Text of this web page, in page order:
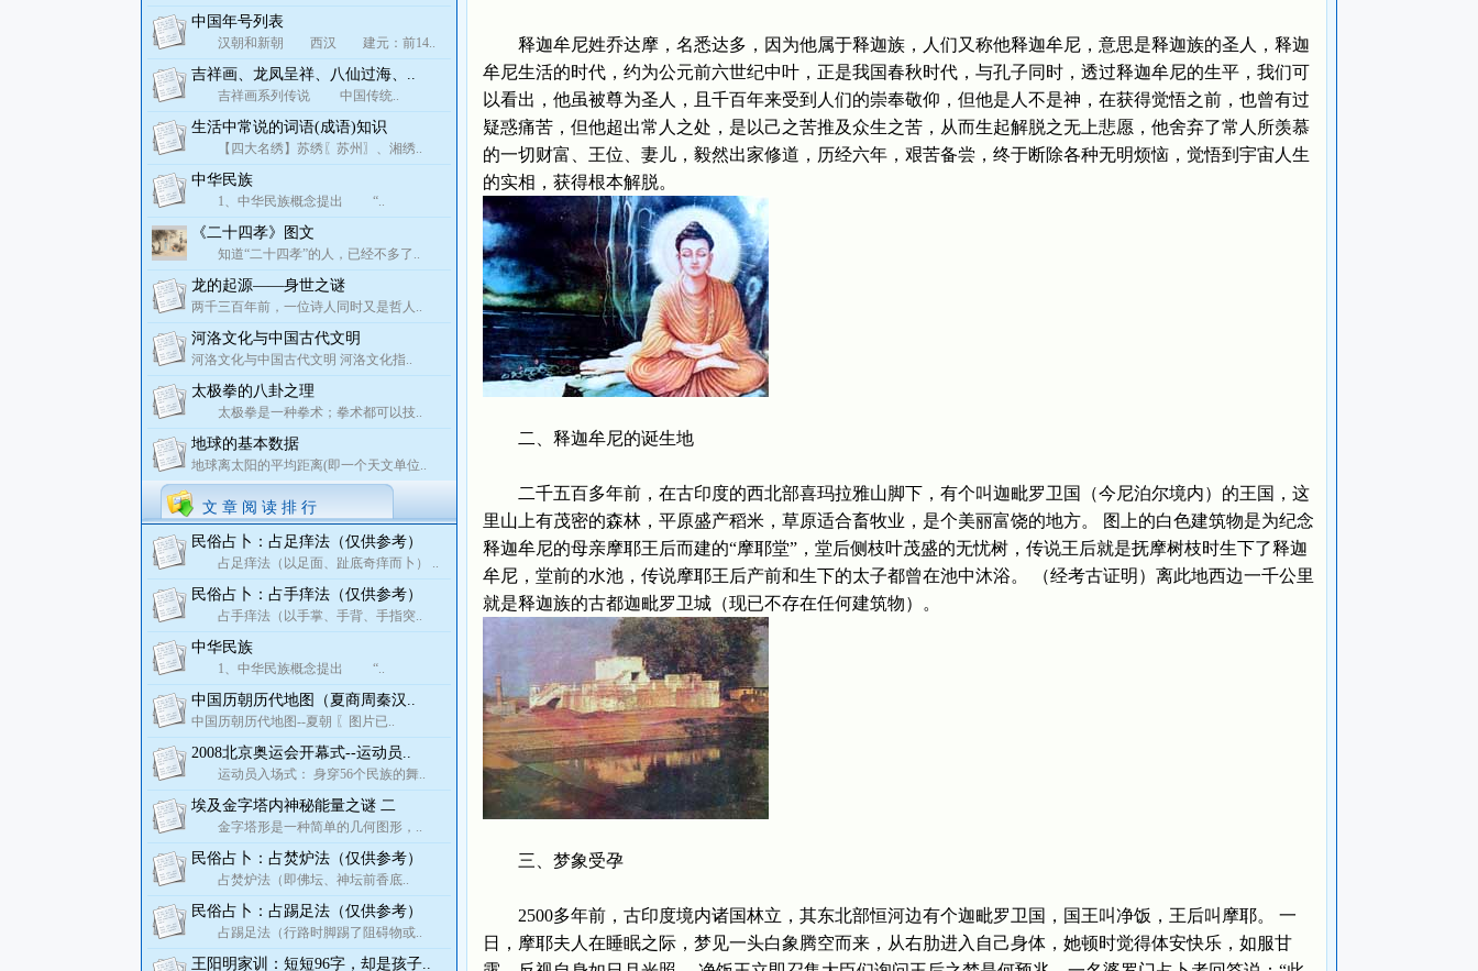
中国年号列表
汉朝和新朝 西汉 建元：前14..
吉祥画、龙凤呈祥、八仙过海、..
吉祥画系列传说 中国传统..
生活中常说的词语(成语)知识
【四大名绣】苏绣〖苏州〗、湘绣..
中华民族
1、中华民族概念提出 “..
《二十四孝》图文
知道“二十四孝”的人，已经不多了..
龙的起源——身世之谜
两千三百年前，一位诗人同时又是哲人..
河洛文化与中国古代文明
河洛文化与中国古代文明 河洛文化指..
太极拳的八卦之理
太极拳是一种拳术；拳术都可以技..
地球的基本数据
地球离太阳的平均距离(即一个天文单位..
文 章 阅 读 排 行
民俗占卜：占足痒法（仅供参考）
占足痒法（以足面、趾底奇痒而卜） ..
民俗占卜：占手痒法（仅供参考）
占手痒法（以手掌、手背、手指突..
中华民族
1、中华民族概念提出 “..
中国历朝历代地图（夏商周秦汉..
中国历朝历代地图--夏朝 〖图片已..
2008北京奥运会开幕式--运动员..
运动员入场式： 身穿56个民族的舞..
埃及金字塔内神秘能量之谜 二
金字塔形是一种简单的几何图形，..
民俗占卜：占焚炉法（仅供参考）
占焚炉法（即佛坛、神坛前香底..
民俗占卜：占踢足法（仅供参考）
占踢足法（行路时脚踢了阻碍物或..
王阳明家训：短短96字，却是孩子..
释迦牟尼姓乔达摩，名悉达多，因为他属于释迦族，人们又称他释迦牟尼，意思是释迦族的圣人，释迦
牟尼生活的时代，约为公元前六世纪中叶，正是我国春秋时代，与孔子同时，透过释迦牟尼的生平，我们可
以看出，他虽被尊为圣人，且千百年来受到人们的崇奉敬仰，但他是人不是神，在获得觉悟之前，也曾有过
疑惑痛苦，但他超出常人之处，是以己之苦推及众生之苦，从而生起解脱之无上悲愿，他舍弃了常人所羡慕
的一切财富、王位、妻儿，毅然出家修道，历经六年，艰苦备尝，终于断除各种无明烦恼，觉悟到宇宙人生
的实相，获得根本解脱。
二、释迦牟尼的诞生地
二千五百多年前，在古印度的西北部喜玛拉雅山脚下，有个叫迦毗罗卫国（今尼泊尔境内）的王国，这
里山上有茂密的森林，平原盛产稻米，草原适合畜牧业，是个美丽富饶的地方。 图上的白色建筑物是为纪念
释迦牟尼的母亲摩耶王后而建的“摩耶堂”，堂后侧枝叶茂盛的无忧树，传说王后就是抚摩树枝时生下了释迦
牟尼，堂前的水池，传说摩耶王后产前和生下的太子都曾在池中沐浴。 （经考古证明）离此地西边一千公里
就是释迦族的古都迦毗罗卫城（现已不存在任何建筑物）。
三、梦象受孕
2500多年前，古印度境内诸国林立，其东北部恒河边有个迦毗罗卫国，国王叫净饭，王后叫摩耶。 一
日，摩耶夫人在睡眠之际，梦见一头白象腾空而来，从右肋进入自己身体，她顿时觉得体安快乐，如服甘